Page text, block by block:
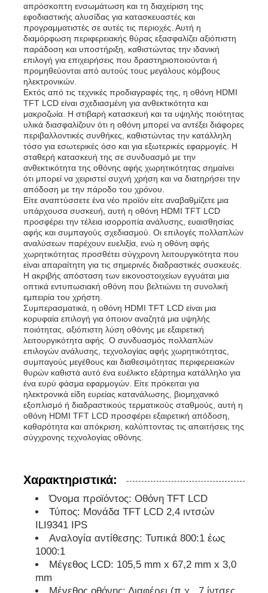
Προϊόντα
Βίντεο
Σχετικά με εμάς
Ξενάγηση στο Εργοστάσιο
Ποιοτικός έλεγχος
Επικοινωνήστε μαζί μας
Ειδήσεις
Υποθέσεις
Οθόνη LCD TFT
Επίδειξη ΔΙΕΘΝΏΝ ΕΙΔΗΣΕΟΓΡΑΦΙΚΏΝ
Οθόνη αφής LCD TFT LCD
φορητή οθόνη LCD
Επίδειξη αυτοκινήτων LCD
Στρογγυλή οθόνη LCD
Επιτροπή οθόνης αφής LCD
απρόσκοπτη ενσωμάτωση και τη διαχείριση της
εφοδιαστικής αλυσίδας για κατασκευαστές και
προγραμματιστές σε αυτές τις περιοχές. Αυτή η
διαμόρφωση περιφερειακής θύρας εξασφαλίζει αξιόπιστη
παράδοση και υποστήριξη, καθιστώντας την ιδανική
επιλογή για επιχειρήσεις που δραστηριοποιούνται ή
προμηθεύονται από αυτούς τους μεγάλους κόμβους
ηλεκτρονικών.
Εκτός από τις τεχνικές προδιαγραφές της, η οθόνη HDMI
TFT LCD είναι σχεδιασμένη για ανθεκτικότητα και
μακροζωία. Η στιβαρή κατασκευή και τα υψηλής ποιότητας
υλικά διασφαλίζουν ότι η οθόνη μπορεί να αντέξει διάφορες
περιβαλλοντικές συνθήκες, καθιστώντας την κατάλληλη
τόσο για εσωτερικές όσο και για εξωτερικές εφαρμογές. Η
σταθερή κατασκευή της σε συνδυασμό με την
ανθεκτικότητα της οθόνης αφής χωρητικότητας σημαίνει
ότι μπορεί να χειριστεί συχνή χρήση και να διατηρήσει την
απόδοση με την πάροδο του χρόνου.
Είτε αναπτύσσετε ένα νέο προϊόν είτε αναβαθμίζετε μια
υπάρχουσα συσκευή, αυτή η οθόνη HDMI TFT LCD
προσφέρει την τέλεια ισορροπία ανάλυσης, ευαισθησίας
αφής και συμπαγούς σχεδιασμού. Οι επιλογές πολλαπλών
αναλύσεων παρέχουν ευελιξία, ενώ η οθόνη αφής
χωρητικότητας προσθέτει σύγχρονη λειτουργικότητα που
είναι απαραίτητη για τις σημερινές διαδραστικές συσκευές.
Η ακριβής απόσταση των εικονοστοιχείων εγγυάται μια
οπτικά εντυπωσιακή οθόνη που βελτιώνει τη συνολική
εμπειρία του χρήστη.
Συμπερασματικά, η οθόνη HDMI TFT LCD είναι μια
κορυφαία επιλογή για όποιον αναζητά μια υψηλής
ποιότητας, αξιόπιστη λύση οθόνης με εξαιρετική
λειτουργικότητα αφής. Ο συνδυασμός πολλαπλών
επιλογών ανάλυσης, τεχνολογίας αφής χωρητικότητας,
συμπαγούς μεγέθους και διαθεσιμότητας περιφερειακών
θυρών καθιστά αυτό ένα ευέλικτο εξάρτημα κατάλληλο για
ένα ευρύ φάσμα εφαρμογών. Είτε πρόκειται για
ηλεκτρονικά είδη ευρείας κατανάλωσης, βιομηχανικό
εξοπλισμό ή διαδραστικούς τερματικούς σταθμούς, αυτή η
οθόνη HDMI TFT LCD προσφέρει εξαιρετική απόδοση,
καθαρότητα και απόκριση, καλύπτοντας τις απαιτήσεις της
σύγχρονης τεχνολογίας οθόνης.
Χαρακτηριστικά:
Όνομα προϊόντος: Οθόνη TFT LCD
Τύπος: Μονάδα TFT LCD 2,4 ιντσών
ILI9341 IPS
Αναλογία αντίθεσης: Τυπικά 800:1 έως
1000:1
Μέγεθος LCD: 105,5 mm x 67,2 mm x 3,0
mm
Μέγεθος οθόνης: Διαφέρει (π.χ., 7 ίντσες,